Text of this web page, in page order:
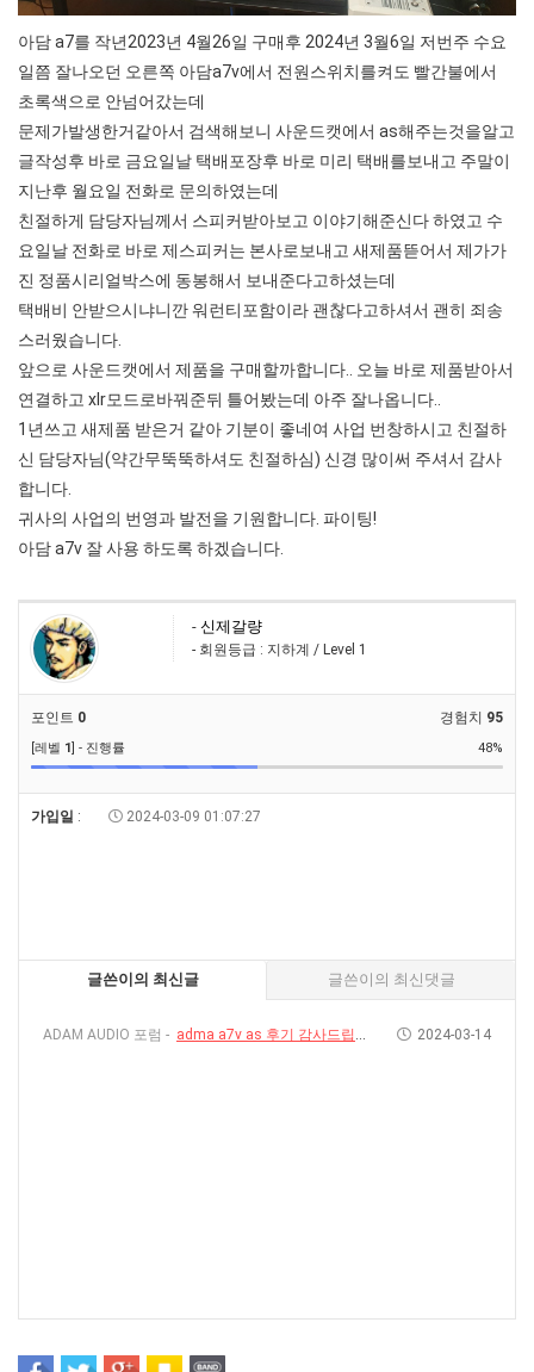
아담 a7를 작년2023년 4월26일 구매후 2024년 3월6일 저번주 수요
일쯤 잘나오던 오른쪽 아담a7v에서 전원스위치를켜도 빨간불에서
초록색으로 안넘어갔는데
문제가발생한거같아서 검색해보니 사운드캣에서 as해주는것을알고
글작성후 바로 금요일날 택배포장후 바로 미리 택배를보내고 주말이
지난후 월요일 전화로 문의하였는데
친절하게 담당자님께서 스피커받아보고 이야기해준신다 하였고 수
요일날 전화로 바로 제스피커는 본사로보내고 새제품뜯어서 제가가
진 정품시리얼박스에 동봉해서 보내준다고하셨는데
택배비 안받으시냐니깐 워런티포함이라 괜찮다고하셔서 괜히 죄송
스러웠습니다.
앞으로 사운드캣에서 제품을 구매할까합니다.. 오늘 바로 제품받아서
연결하고 xlr모드로바꿔준뒤 틀어봤는데 아주 잘나옵니다..
1년쓰고 새제품 받은거 같아 기분이 좋네여 사업 번창하시고 친절하
신 담당자님(약간무뚝뚝하셔도 친절하심) 신경 많이써 주셔서 감사
합니다.
귀사의 사업의 번영과 발전을 기원합니다. 파이팅!
아담 a7v 잘 사용 하도록 하겠습니다.
- 신제갈량
- 회원등급 : 지하계 / Level 1
포인트 0 경험치 95
[레벨 1] - 진행률 48%
가입일 : 2024-03-09 01:07:27
글쓴이의 최신글 글쓴이의 최신댓글
ADAM AUDIO 포럼 - adma a7v as 후기 감사드립니다. 2024-03-14